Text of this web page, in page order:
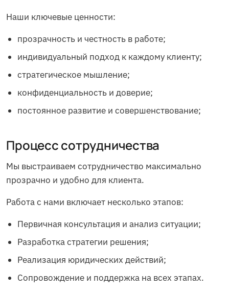
Наши ключевые ценности:
прозрачность и честность в работе;
индивидуальный подход к каждому клиенту;
стратегическое мышление;
конфиденциальность и доверие;
постоянное развитие и совершенствование;
Процесс сотрудничества
Мы выстраиваем сотрудничество максимально
прозрачно и удобно для клиента.
Работа с нами включает несколько этапов:
Первичная консультация и анализ ситуации;
Разработка стратегии решения;
Реализация юридических действий;
Сопровождение и поддержка на всех этапах.